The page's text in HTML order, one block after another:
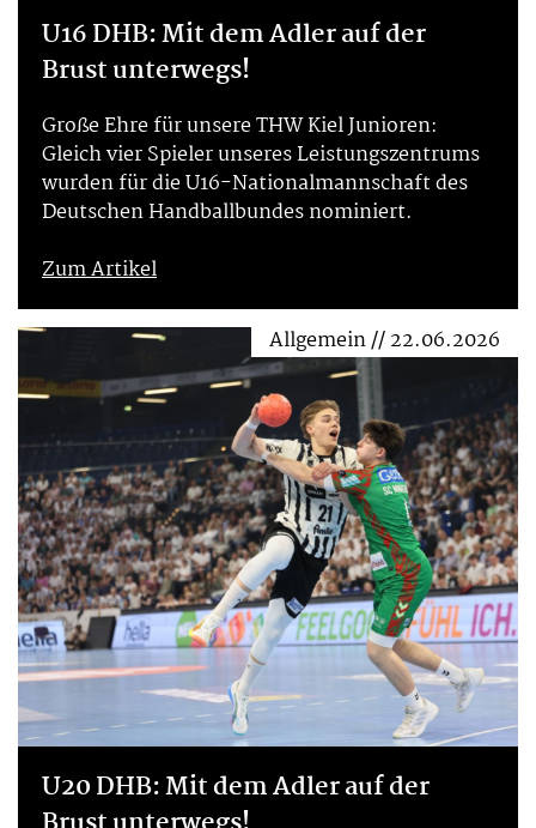
U16 DHB: Mit dem Adler auf der
Brust unterwegs!
Große Ehre für unsere THW Kiel Junioren:
Gleich vier Spieler unseres Leistungszentrums
wurden für die U16-Nationalmannschaft des
Deutschen Handballbundes nominiert.
Zum Artikel
Allgemein // 22.06.2026
U20 DHB: Mit dem Adler auf der